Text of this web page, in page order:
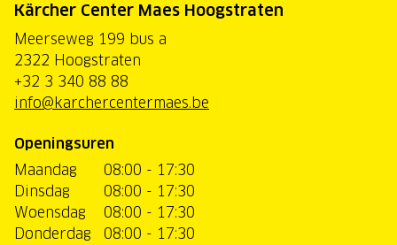
Kärcher Center Maes Hoogstraten
Meerseweg 199 bus a
2322 Hoogstraten
+32 3 340 88 88
info@karchercentermaes.be
Openingsuren
Maandag
08:00 - 17:30
Dinsdag
08:00 - 17:30
Woensdag
08:00 - 17:30
Donderdag
08:00 - 17:30